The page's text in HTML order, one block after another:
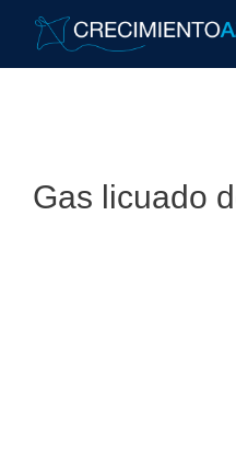
Gas licuado